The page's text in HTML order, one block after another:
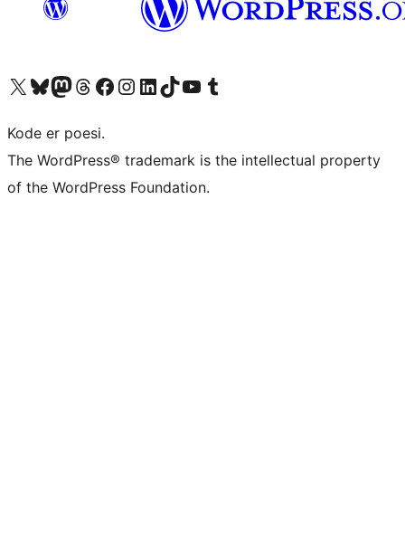
Besøk vår konto på X Visit our Bluesky account
Besøk vår Mastodon-konto
Visit our Threads account
Besøk vår Facebook-sideBesøk vår Instagram-konto
Besøk vår LinkedIn-konto
Visit our TikTok account
Visit our YouTube channel
Visit our Tumblr account
Kode er poesi.
The WordPress® trademark is the intellectual property
of the WordPress Foundation.